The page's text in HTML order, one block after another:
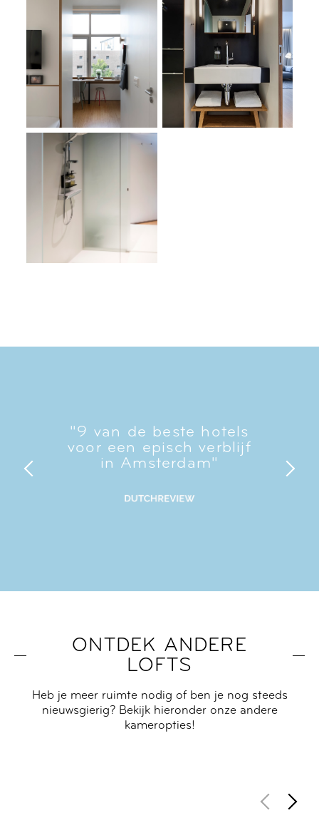
"9 van de beste hotels
voor een episch verblijf
in Amsterdam"
ONTDEK ANDERE
LOFTS
Heb je meer ruimte nodig of ben je nog steeds
nieuwsgierig? Bekijk hieronder onze andere
kameropties!